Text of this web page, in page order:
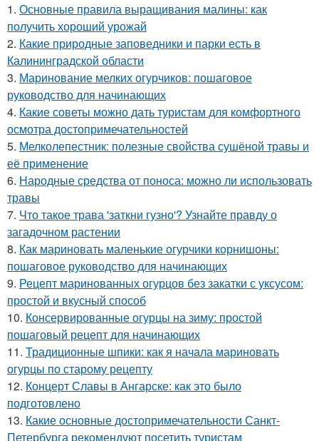
1. Основные правила выращивания малины: как
получить хороший урожай
2. Какие природные заповедники и парки есть в
Калининградской области
3. Маринование мелких огурчиков: пошаговое
руководство для начинающих
4. Какие советы можно дать туристам для комфортного
осмотра достопримечательностей
5. Мелколепестник: полезные свойства сушёной травы и
её применение
6. Народные средства от поноса: можно ли использовать
травы
7. Что такое трава 'заткни гузно'? Узнайте правду о
загадочном растении
8. Как мариновать маленькие огурчики корнишоны:
пошаговое руководство для начинающих
9. Рецепт маринованных огурцов без закатки с уксусом:
простой и вкусный способ
10. Консервированные огурцы на зиму: простой
пошаговый рецепт для начинающих
11. Традиционные шпики: как я начала мариновать
огурцы по старому рецепту
12. Концерт Славы в Ангарске: как это было
подготовлено
13. Какие основные достопримечательности Санкт-
Петербурга рекомендуют посетить туристам